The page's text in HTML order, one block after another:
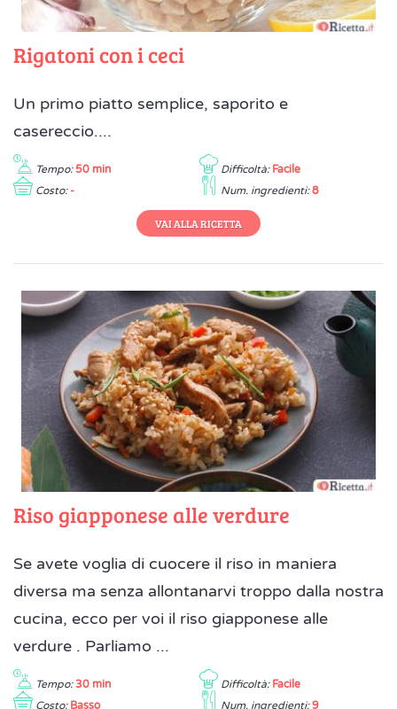
Rigatoni con i ceci
Un primo piatto semplice, saporito e
casereccio....
Tempo: 50 min Difficoltà: Facile
Costo: - Num. ingredienti: 8
VAI ALLA RICETTA
Riso giapponese alle verdure
Se avete voglia di cuocere il riso in maniera
diversa ma senza allontanarvi troppo dalla nostra
cucina, ecco per voi il riso giapponese alle
verdure . Parliamo ...
Tempo: 30 min Difficoltà: Facile
Costo: Basso Num. ingredienti: 9